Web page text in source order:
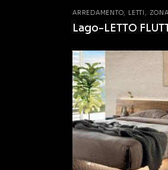
ARREDAMENTO LETTI
Lago-LETTO